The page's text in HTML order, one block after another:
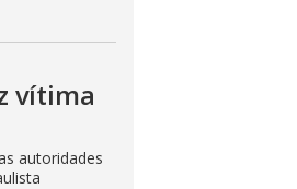
vítima
autoridades